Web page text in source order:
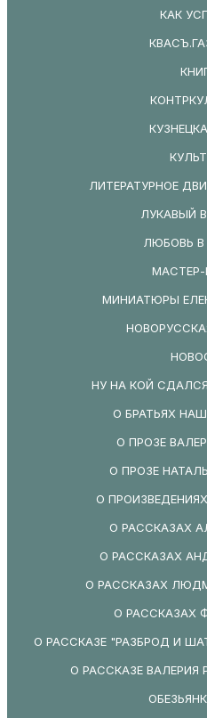
КАК
ЛИТЕРАТУРНОЕ
ЛУКАВЫЙ
ЛЮБОВЬ В
МИНИАТЮРЫ
НУ НА КОЙ
О БРАТЬЯХ
О ПРОЗЕ
О ПРОЗЕ
О
О РАССКАЗАХ
О РАССКАЗАХ
О РАССКАЗАХ
О РАССКАЗАХ
О РАССКАЗЕ "РАЗБРОД И
О РАССКАЗЕ ВАЛЕРИЯ